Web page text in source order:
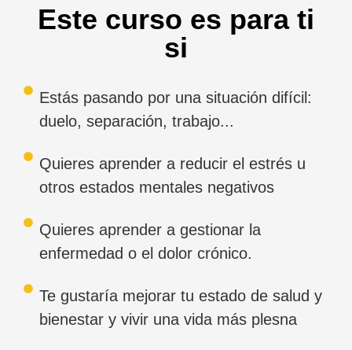
Este curso es para ti
si
Estás pasando por una situación difícil:
duelo, separación, trabajo...
Quieres aprender a reducir el estrés u
otros estados mentales negativos
Quieres aprender a gestionar la
enfermedad o el dolor crónico.
Te gustaría mejorar tu estado de salud y
bienestar y vivir una vida más plesna